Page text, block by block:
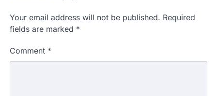
Your email address will not be published. Required
fields are marked *
Comment *